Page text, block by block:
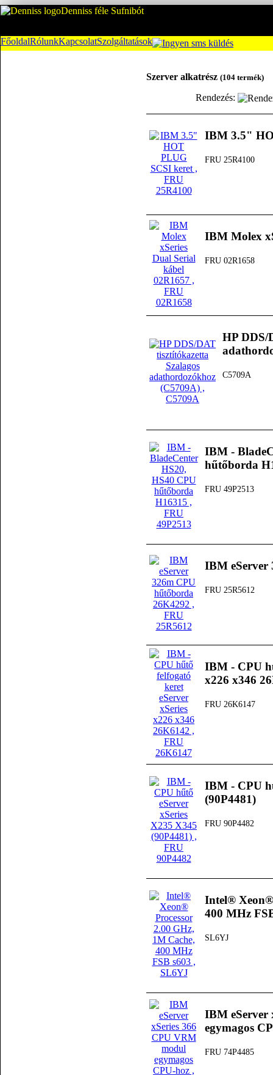
Denniss féle Sufnibót
FőoldalRólunkKapcsolatSzolgáltatások
Szerver alkatrész (104 termék)
Rendezés:
IBM 3.5"
FRU 25R4100
IBM Molex
FRU 02R1658
HP DDS/
C5709A
IBM -
hűtőborda
FRU 49P2513
IBM eServer
FRU 25R5612
IBM - CPU
x226 x346
FRU 26K6147
IBM - CPU
(90P4481)
FRU 90P4482
Intel® Xeon®
400 MHz
SL6YJ
IBM eServer
egymagos
FRU 74P4485